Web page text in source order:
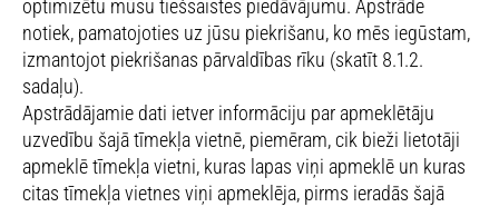
optimizētu mūsu tiešsaistes piedāvājumu. Apstrāde
notiek, pamatojoties uz jūsu piekrišanu, ko mēs iegūstam,
izmantojot piekrišanas pārvaldības rīku (skatīt 8.1.2.
sadaļu).
Apstrādājamie dati ietver informāciju par apmeklētāju
uzvedību šajā tīmekļa vietnē, piemēram, cik bieži lietotāji
apmeklē tīmekļa vietni, kuras lapas viņi apmeklē un kuras
citas tīmekļa vietnes viņi apmeklēja, pirms ieradās šajā